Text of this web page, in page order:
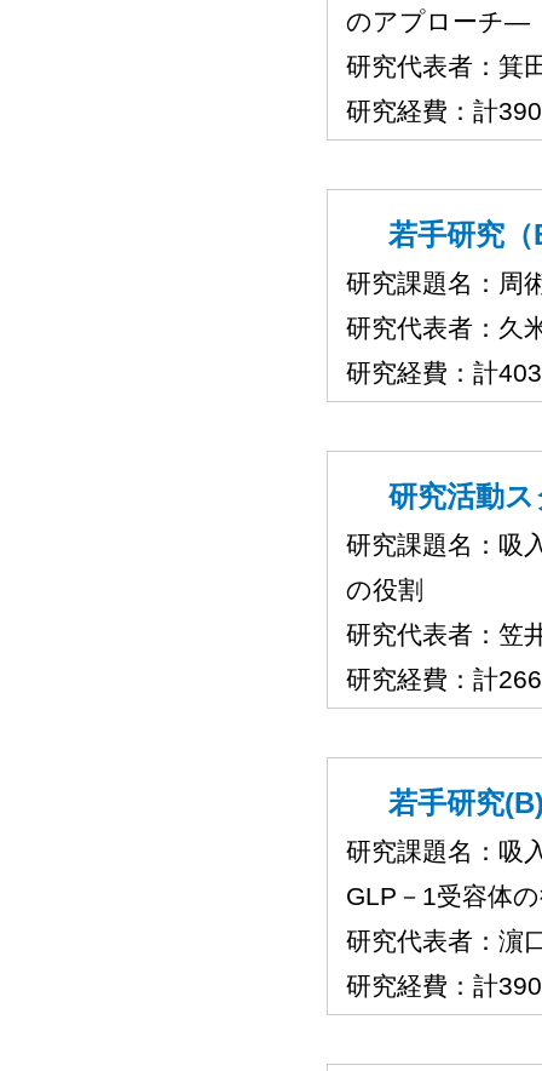
のアプローチ―
研究代表者：箕
研究経費：計
若手研究（
研究課題名：周
研究代表者：久
研究経費：計
研究活動
研究課題名：吸
の役割
研究代表者：笠
研究経費：計
若手研究
研究課題名：吸
GLP－1受容体
研究代表者：濵
研究経費：計